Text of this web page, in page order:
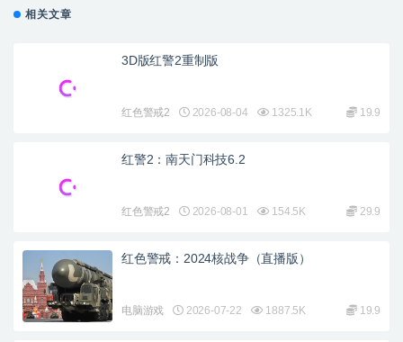
相关文章
3D版红警2重制版
红色警戒2 2026-08-04 1325.1K 19.9
红警2：南天门科技6.2
红色警戒2 2026-08-01 154.5K 29.9
红色警戒：2024核战争（直播版）
电脑游戏 2026-07-22 1887.5K 19.9